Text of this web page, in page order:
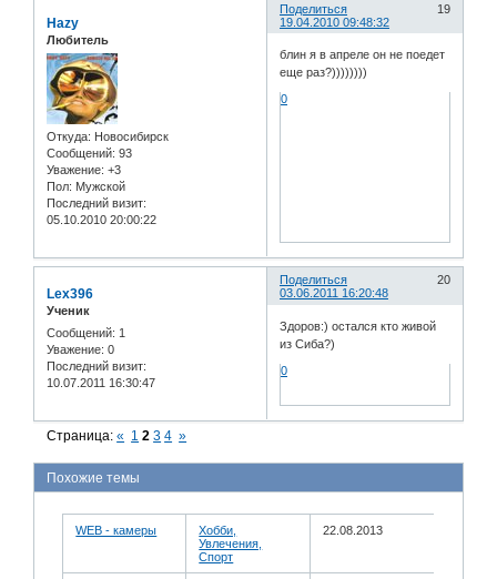
Поделиться
19
19.04.2010 09:48:32
Hazy
Любитель
Откуда: Новосибирск
Сообщений: 93
Уважение: +3
Пол: Мужской
Последний визит:
05.10.2010 20:00:22
блин я в апреле он не поедет
еще раз?))))))))
0
Поделиться
20
03.06.2011 16:20:48
Lex396
Ученик
Сообщений: 1
Уважение: 0
Последний визит:
10.07.2011 16:30:47
Здоров:) остался кто живой
из Сиба?)
0
Страница:« 1 2 3 4 »
Похожие темы
WEB - камеры
Хобби,
Увлечения,
Спорт
22.08.2013